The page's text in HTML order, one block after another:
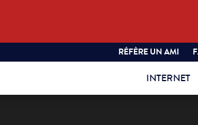
RÉFÈRE UN AMI
INTERNET